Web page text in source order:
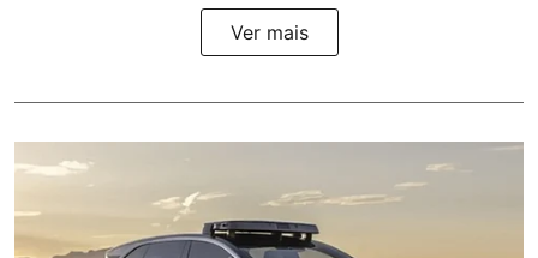
Ver mais